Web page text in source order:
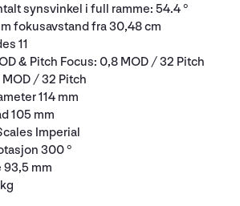
synsvinkel i full ramme: 54.4 °
fokusavstand fra 30,48 cm
11
& Pitch Focus: 0,8 MOD / 32 Pitch
/ 32 Pitch
114 mm
105 mm
Imperial
300 °
93,5 mm